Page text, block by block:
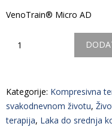
VenoTrain® Micro AD
Kategorije: Kompresivna
svakodnevnom životu,
terapija, Laka do srednja